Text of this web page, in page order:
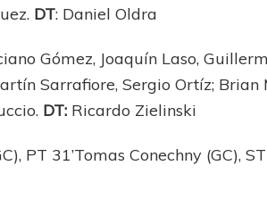
DT: Daniel Oldra
Gómez, Joaquín Laso,
Sarrafiore, Sergio Ortíz; Brian
DT: Ricardo Zielinski
PT 31’Tomas Conechny (GC),
Defendido PSG